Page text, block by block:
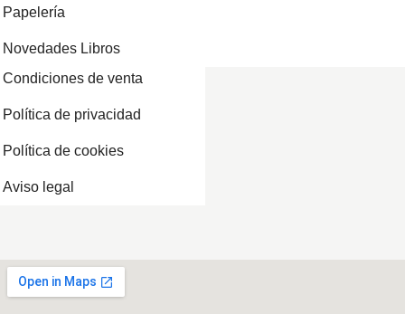
Papelería
Novedades Libros
Condiciones de venta
Política de privacidad
Política de cookies
Aviso legal